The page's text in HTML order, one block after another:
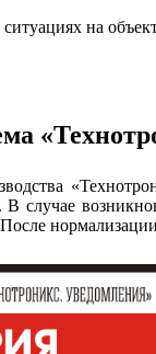
на
В случае